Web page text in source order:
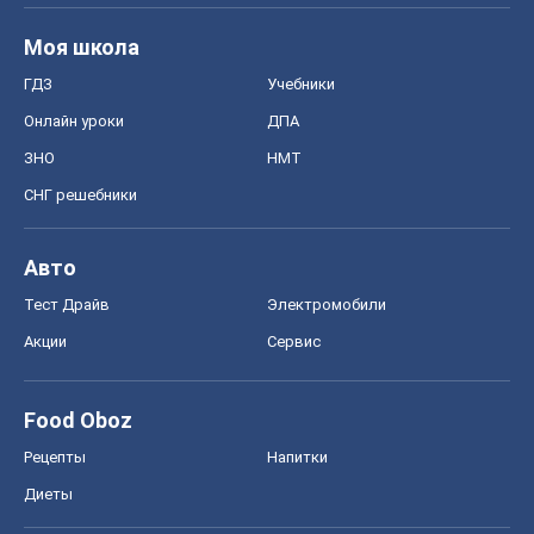
Моя школа
ГДЗ Учебники
Онлайн уроки ДПА
ЗНО НМТ
СНГ решебники
Авто
Тест Драйв Электромобили
Акции Сервис
Food Oboz
Рецепты Напитки
Диеты